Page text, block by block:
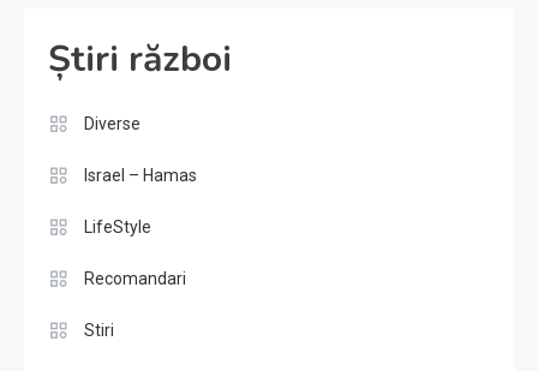
Știri război
Diverse
Israel – Hamas
LifeStyle
Recomandari
Stiri